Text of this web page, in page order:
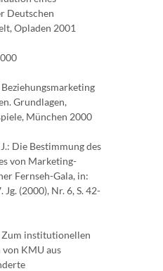
Deutschen
Opladen 2001
Beziehungsmarketing
Grundlagen,
München 2000
Die Bestimmung des
von Marketing-
Fernseh-Gala, in:
Jg. (2000), Nr. 6, S. 42-
Zum institutionellen
KMU aus